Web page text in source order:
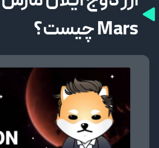
Mars چیست؟